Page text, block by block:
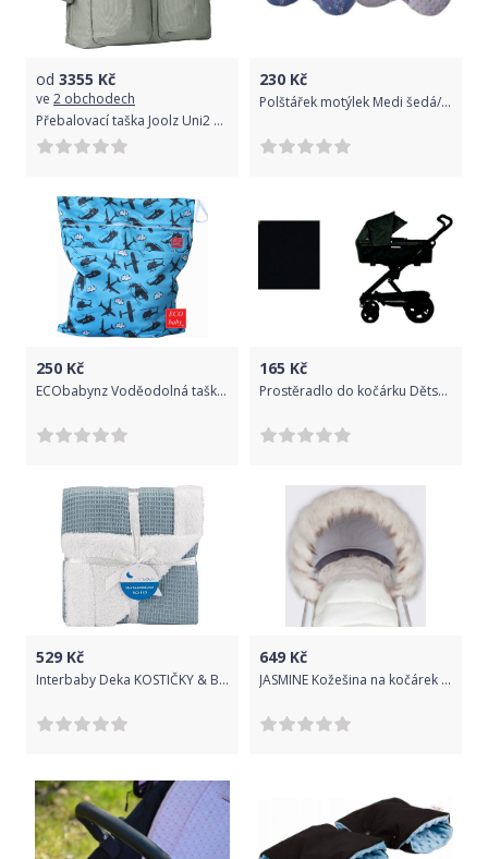
od 3355 Kč
ve 2 obchodech
Přebalovací taška Joolz Uni2 Daring Grey
230 Kč
Polštářek motýlek Medi šedá/modré lapače snů
250 Kč
ECObabynz Voděodolná taška 2 zipy na dětské látkové pleny - Modrá s letadly, HLADKÁ
165 Kč
Prostěradlo do kočárku Dětský svět XXL černé
529 Kč
Interbaby Deka KOSTIČKY & BERÁNEK - petrolejová
649 Kč
JASMINE Kožešina na kočárek smetanová barva